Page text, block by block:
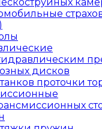
дисков
проточки